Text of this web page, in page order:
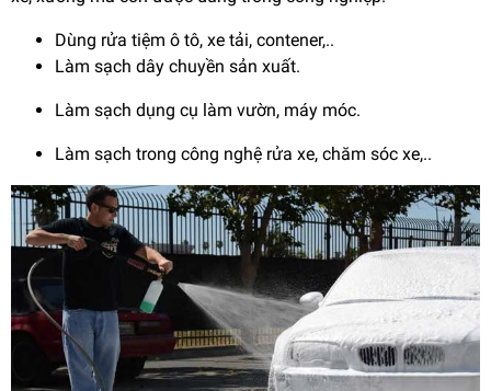
Dùng rửa tiệm ô tô, xe tải, contener,..
Làm sạch dây chuyền sản xuất.
Làm sạch dụng cụ làm vườn, máy móc.
Làm sạch trong công nghệ rửa xe, chăm sóc xe,..